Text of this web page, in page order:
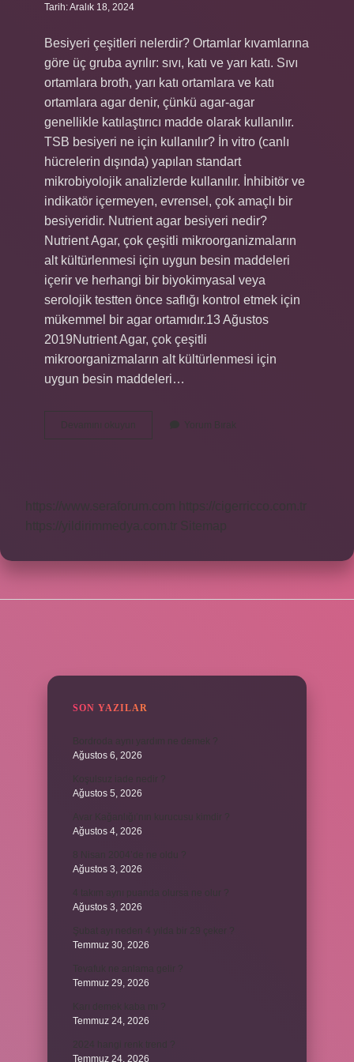
Tarih: Aralık 18, 2024
Besiyeri çeşitleri nelerdir? Ortamlar kıvamlarına
göre üç gruba ayrılır: sıvı, katı ve yarı katı. Sıvı
ortamlara broth, yarı katı ortamlara ve katı
ortamlara agar denir, çünkü agar-agar
genellikle katılaştırıcı madde olarak kullanılır.
TSB besiyeri ne için kullanılır? İn vitro (canlı
hücrelerin dışında) yapılan standart
mikrobiyolojik analizlerde kullanılır. İnhibitör ve
indikatör içermeyen, evrensel, çok amaçlı bir
besiyeridir. Nutrient agar besiyeri nedir?
Nutrient Agar, çok çeşitli mikroorganizmaların
alt kültürlenmesi için uygun besin maddeleri
içerir ve herhangi bir biyokimyasal veya
serolojik testten önce saflığı kontrol etmek için
mükemmel bir agar ortamıdır.13 Ağustos
2019Nutrient Agar, çok çeşitli
mikroorganizmaların alt kültürlenmesi için
uygun besin maddeleri…
Devamını okuyun
Tiyoglikolat
Besiyeri
Yorum Bırak
https://www.seraforum.com
https://cigerricco.com.tr
https://yildirimmedya.com.tr Sitemap
SON YAZILAR
Ağustos 6, 2026
Ağustos 5, 2026
Ağustos 4, 2026
Ağustos 3, 2026
Ağustos 3, 2026
Temmuz 30, 2026
Temmuz 29, 2026
Temmuz 24, 2026
Temmuz 24, 2026